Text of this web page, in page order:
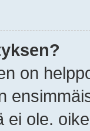
on
ei ole.